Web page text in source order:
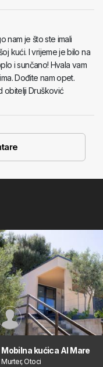
nam je što ste imali
kući. I vrijeme je bilo na
i sunčano! Hvala vam
Dođite nam opet.
obitelji Drušković
Mobilna kućica Al Mare
Murter, Otoci